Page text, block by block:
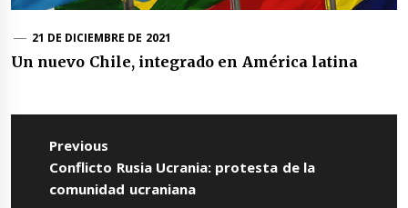
21 DE DICIEMBRE DE 2021
Un nuevo Chile, integrado en América latina
Navegación
entradas
Previous
Previous
post:
Conflicto Rusia Ucrania: protesta de la
comunidad ucraniana